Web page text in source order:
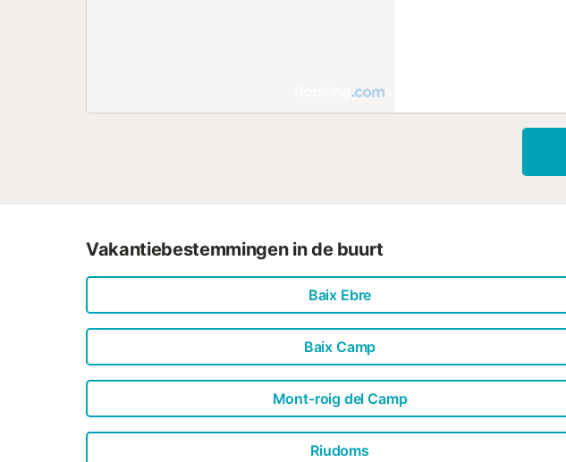
Vakantiebestemmingen in de buurt
Baix Ebre
Baix Camp
Mont-roig del Camp
Riudoms